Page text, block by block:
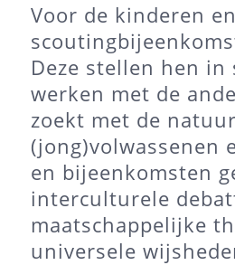
Voor de kinderen
Deze stellen hen
werken met de
zoekt met de
(jong)volwassenen
en bijeenkomsten
interculturele
maatschappelijke
universele